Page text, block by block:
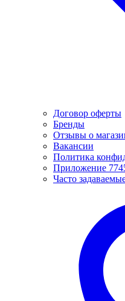
Договор оферты
Бренды
Отзывы о
Вакансии
Политика
Приложение
Часто